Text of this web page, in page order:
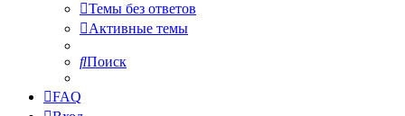
Темы без ответов
Активные темы
Поиск
FAQ